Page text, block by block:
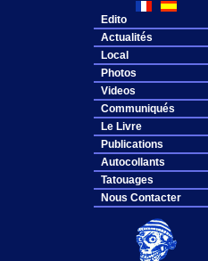
Edito
Actualités
Local
Photos
Videos
Communiqués
Le Livre
Publications
Autocollants
Tatouages
Nous Contacter